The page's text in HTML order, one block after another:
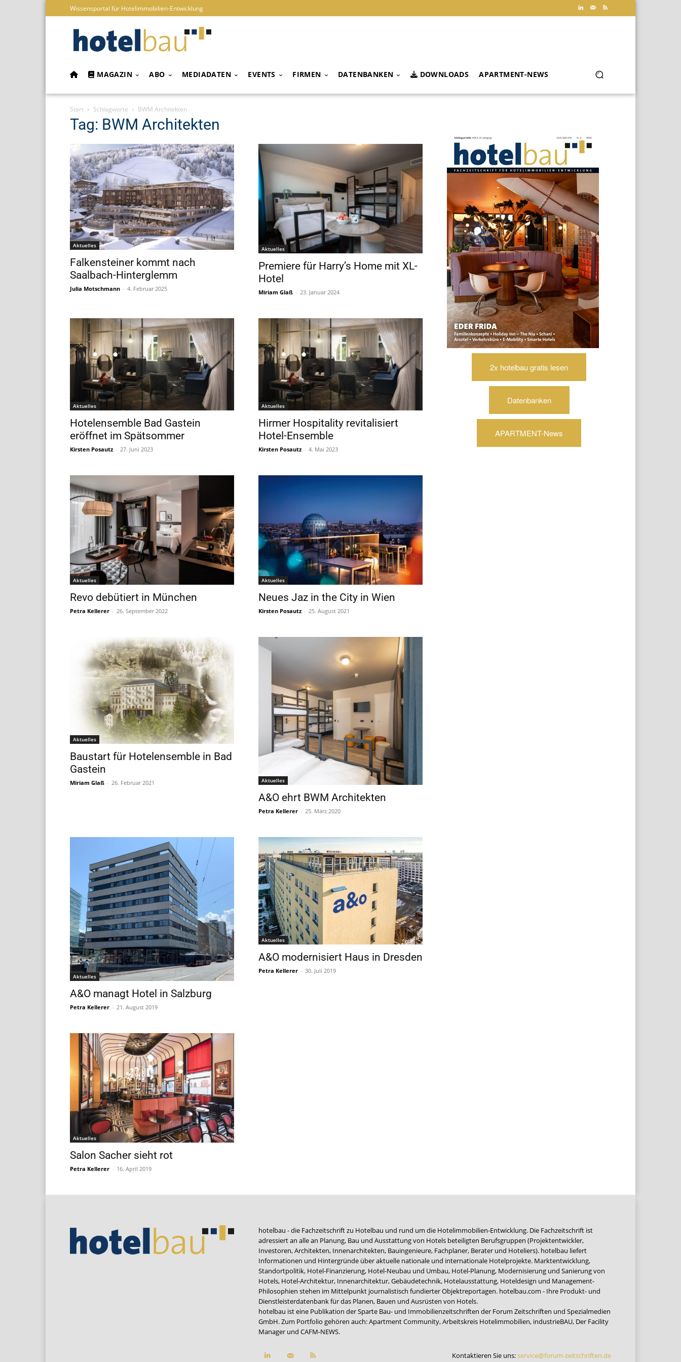
Wissensportal für Hotelimmobilien-Entwicklung
MAGAZIN ABO MEDIADATEN EVENTS FIRMEN DATENBANKEN DOWNLOADS APARTMENT-NEWS
Start Schlagworte BWM Architekten
Tag: BWM Architekten
Aktuelles
Falkensteiner kommt nach
Saalbach-Hinterglemm
Julia Motschmann - 4. Februar 2025
Aktuelles
Premiere für Harry’s Home mit XL-
Hotel
Miriam Glaß - 23. Januar 2024
Aktuelles
Hotelensemble Bad Gastein
eröffnet im Spätsommer
Kirsten Posautz - 27. Juni 2023
Aktuelles
Hirmer Hospitality revitalisiert
Hotel-Ensemble
Kirsten Posautz - 4. Mai 2023
Aktuelles
Revo debütiert in München
Petra Kellerer - 26. September 2022
Aktuelles
Neues Jaz in the City in Wien
Kirsten Posautz - 25. August 2021
Aktuelles
Baustart für Hotelensemble in Bad
Gastein
Miriam Glaß - 26. Februar 2021 Aktuelles
A&O ehrt BWM Architekten
Petra Kellerer - 25. März 2020
Aktuelles
A&O managt Hotel in Salzburg
Petra Kellerer - 21. August 2019
Aktuelles
A&O modernisiert Haus in Dresden
Petra Kellerer - 30. Juli 2019
Aktuelles
Salon Sacher sieht rot
Petra Kellerer - 16. April 2019
2x hotelbau gratis lesen
Datenbanken
APARTMENT-News
hotelbau - die Fachzeitschrift zu Hotelbau und rund um die Hotelimmobilien-Entwicklung. Die Fachzeitschrift ist
adressiert an alle an Planung, Bau und Ausstattung von Hotels beteiligten Berufsgruppen (Projektentwickler,
Investoren, Architekten, Innenarchitekten, Bauingenieure, Fachplaner, Berater und Hoteliers). hotelbau liefert
Informationen und Hintergründe über aktuelle nationale und internationale Hotelprojekte. Marktentwicklung,
Standortpolitik, Hotel-Finanzierung, Hotel-Neubau und Umbau, Hotel-Planung, Modernisierung und Sanierung von
Hotels, Hotel-Architektur, Innenarchitektur, Gebäudetechnik, Hotelausstattung, Hoteldesign und Management-
Philosophien stehen im Mittelpunkt journalistisch fundierter Objektreportagen. hotelbau.com - Ihre Produkt- und
Dienstleisterdatenbank für das Planen, Bauen und Ausrüsten von Hotels.
hotelbau ist eine Publikation der Sparte Bau- und Immobilienzeitschriften der Forum Zeitschriften und Spezialmedien
GmbH. Zum Portfolio gehören auch:Apartment Community,Arbeitskreis Hotelimmobilien, industrieBAU, Der Facility
Manager und CAFM-NEWS.
Kontaktieren Sie uns:service@forum-zeitschriften.de